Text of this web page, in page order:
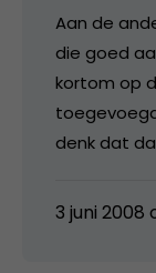
Aan de
die goed
kortom op
denk dat
3 juni 2008